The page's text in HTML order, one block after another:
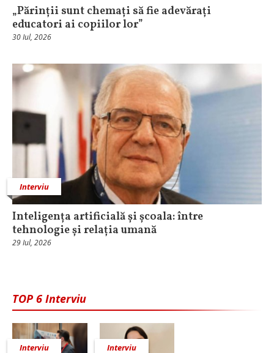
„Părinții sunt chemați să fie adevărați
educatori ai copiilor lor”
30 Iul, 2026
Interviu
Inteligența artificială și școala: între
tehnologie și relația umană
29 Iul, 2026
TOP 6 Interviu
Interviu Interviu